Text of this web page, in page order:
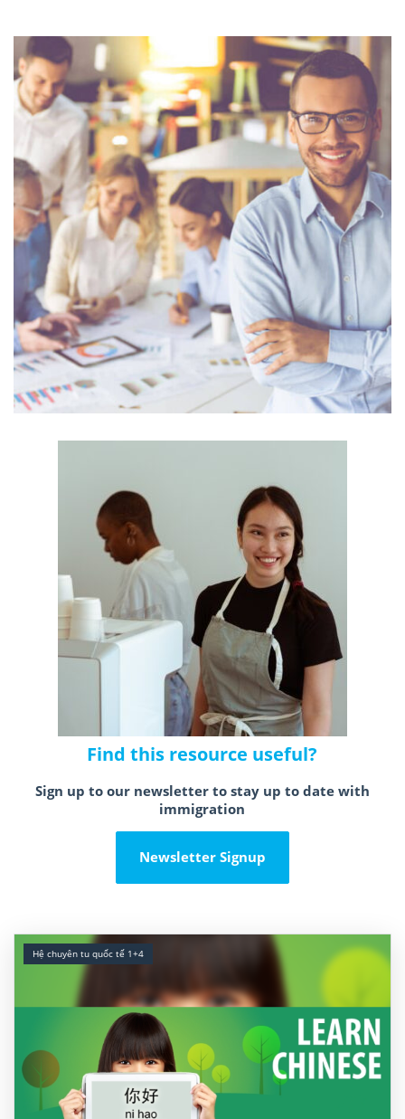
Find this resource useful?
Sign up to our newsletter to stay up to date with
immigration
Newsletter Signup
Hệ chuyên tu quốc tế 1+4